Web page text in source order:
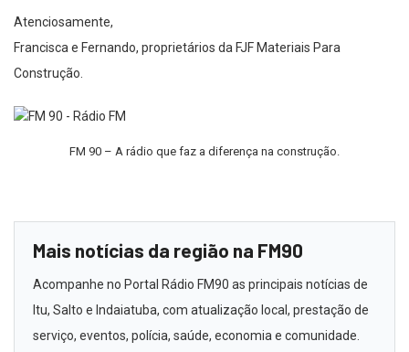
Atenciosamente,
Francisca e Fernando, proprietários da FJF Materiais Para
Construção.
FM 90 – A rádio que faz a diferença na construção.
Mais notícias da região na FM90
Acompanhe no Portal Rádio FM90 as principais notícias de
Itu, Salto e Indaiatuba, com atualização local, prestação de
serviço, eventos, polícia, saúde, economia e comunidade.